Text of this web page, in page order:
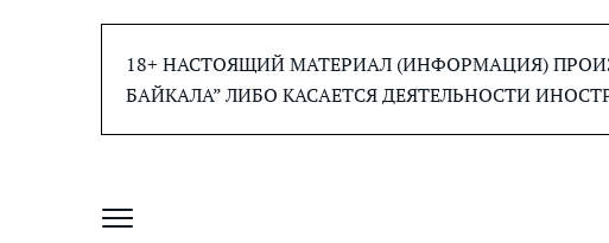
18+ НАСТОЯЩИЙ МАТЕРИАЛ (ИНФОРМАЦИЯ)
БАЙКАЛА” ЛИБО КАСАЕТСЯ ДЕЯТЕЛЬНОСТИ